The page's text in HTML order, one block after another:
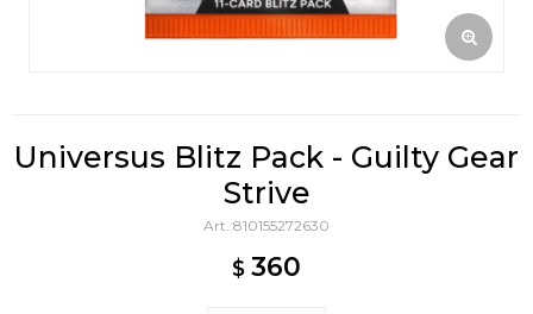
Universus Blitz Pack - Guilty Gear
Strive
810155272630
$ 360